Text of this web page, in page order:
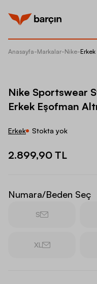
Anasayfa-Markalar-Nike-Erkek
Nike Sportswear
Erkek Eşofman Altı
Erkek Stokta yok
2.899,90 TL
Numara/Beden Seç
S
XL